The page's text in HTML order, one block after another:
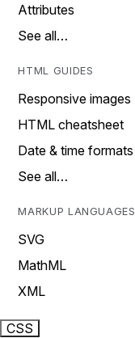
Attributes
See all…
HTML GUIDES
Responsive images
HTML cheatsheet
Date & time formats
See all…
MARKUP LANGUAGES
SVG
MathML
XML
CSS